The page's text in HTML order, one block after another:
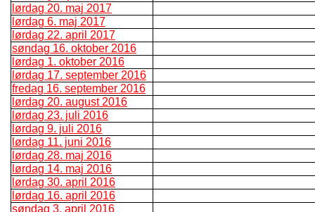
lørdag 20. maj 2017
lørdag 6. maj 2017
lørdag 22. april 2017
søndag 16. oktober 2016
lørdag 1. oktober 2016
lørdag 17. september 2016
fredag 16. september 2016
lørdag 20. august 2016
lørdag 23. juli 2016
lørdag 9. juli 2016
lørdag 11. juni 2016
lørdag 28. maj 2016
lørdag 14. maj 2016
lørdag 30. april 2016
lørdag 16. april 2016
søndag 3. april 2016